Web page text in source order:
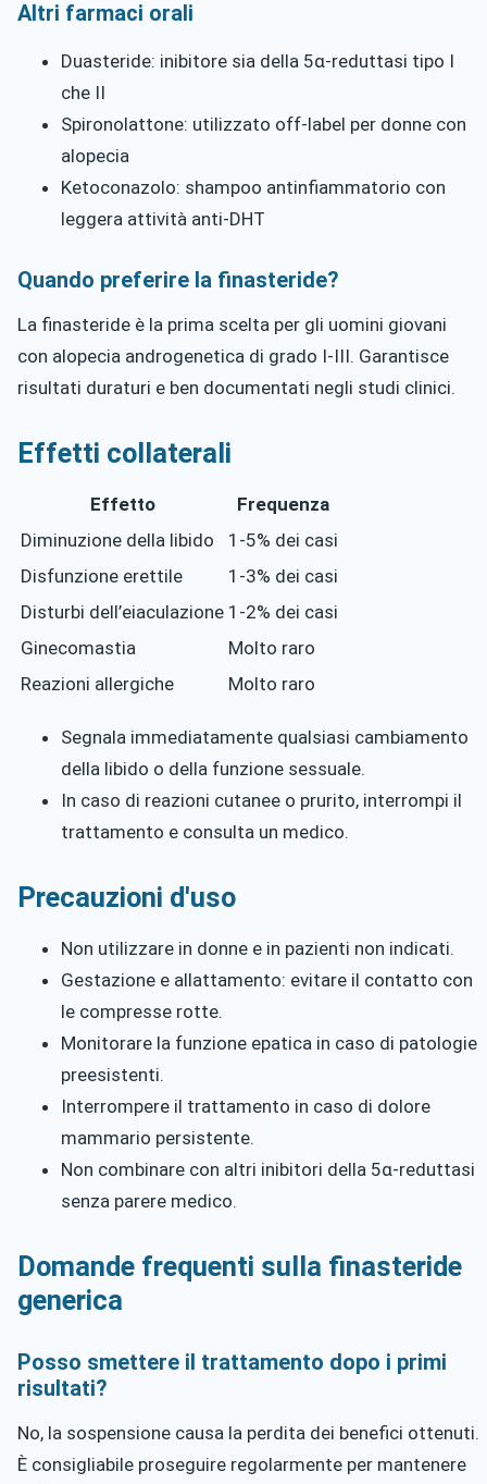
Altri farmaci orali
Duasteride: inibitore sia della 5α-reduttasi tipo I
che II
Spironolattone: utilizzato off-label per donne con
alopecia
Ketoconazolo: shampoo antinfiammatorio con
leggera attività anti-DHT
Quando preferire la finasteride?
La finasteride è la prima scelta per gli uomini giovani
con alopecia androgenetica di grado I-III. Garantisce
risultati duraturi e ben documentati negli studi clinici.
Effetti collaterali
Effetto
Frequenza
Diminuzione della libido
1-5% dei casi
Disfunzione erettile
1-3% dei casi
Disturbi dell’eiaculazione 1-2% dei casi
Ginecomastia
Molto raro
Reazioni allergiche
Molto raro
Segnala immediatamente qualsiasi cambiamento
della libido o della funzione sessuale.
In caso di reazioni cutanee o prurito, interrompi il
trattamento e consulta un medico.
Precauzioni d'uso
Non utilizzare in donne e in pazienti non indicati.
Gestazione e allattamento: evitare il contatto con
le compresse rotte.
Monitorare la funzione epatica in caso di patologie
preesistenti.
Interrompere il trattamento in caso di dolore
mammario persistente.
Non combinare con altri inibitori della 5α-reduttasi
senza parere medico.
Domande frequenti sulla finasteride
generica
Posso smettere il trattamento dopo i primi
risultati?
No, la sospensione causa la perdita dei benefici ottenuti.
È consigliabile proseguire regolarmente per mantenere